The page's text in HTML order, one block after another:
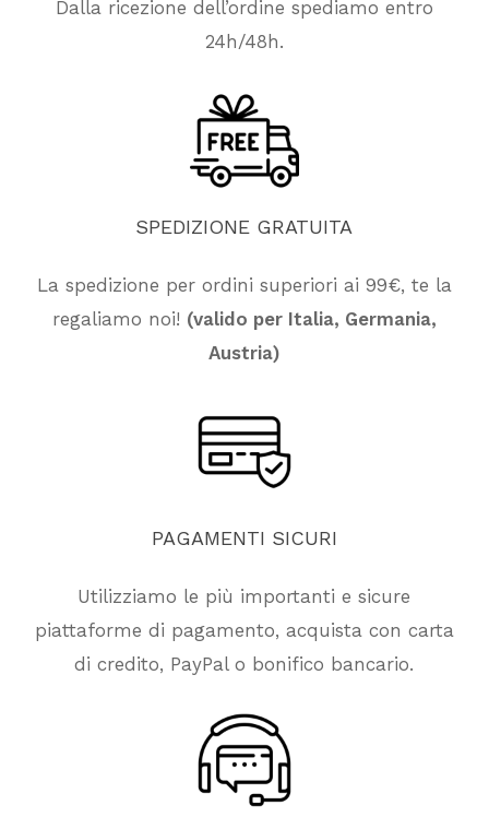
Nessun prodotto nel carrello.
Dalla ricezione dell’ordine spediamo entro
24h/48h.
SPEDIZIONE GRATUITA
La spedizione per ordini superiori ai 99€, te la
regaliamo noi! (valido per Italia, Germania,
Austria)
PAGAMENTI SICURI
Utilizziamo le più importanti e sicure
piattaforme di pagamento, acquista con carta
di credito, PayPal o bonifico bancario.